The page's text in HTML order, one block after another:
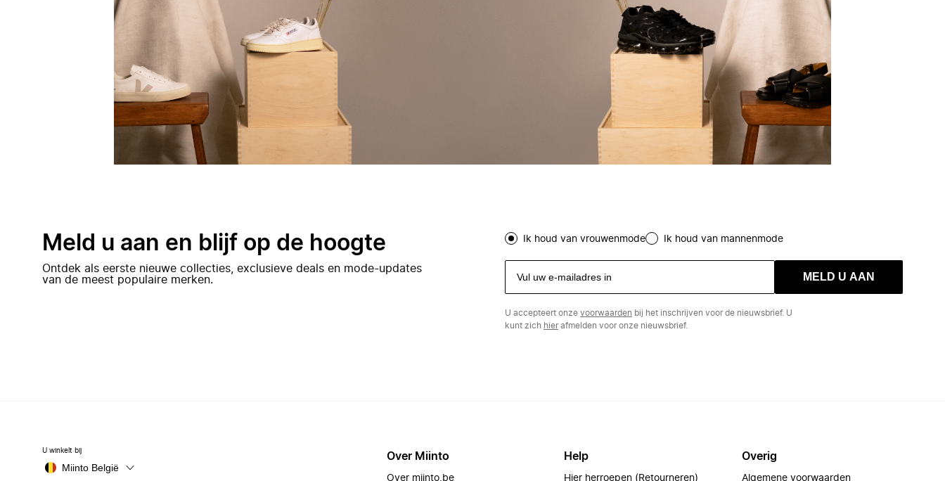
Meld u aan en blijf op de hoogte
Ontdek als eerste nieuwe collecties, exclusieve deals en mode-updates
van de meest populaire merken.
Ik houd van vrouwenmode Ik houd van mannenmode
MELD U AAN
U accepteert onze voorwaarden bij het inschrijven voor de nieuwsbrief. U
kunt zich hierafmelden voor onze nieuwsbrief.
U winkelt bij
Miinto België
Over Miinto
Over miinto.be
Help
Hier herroepen (Retourneren)
Overig
Algemene voorwaarden